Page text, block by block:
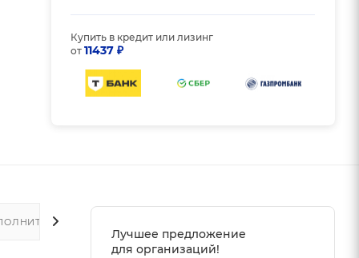
Купить в кредит или лизинг
от11437 ₽
Лучшее предложение
для организаций!